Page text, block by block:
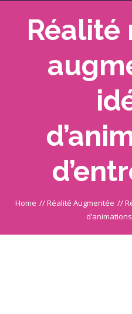
Réalité
Home //Réalité Augmentée //